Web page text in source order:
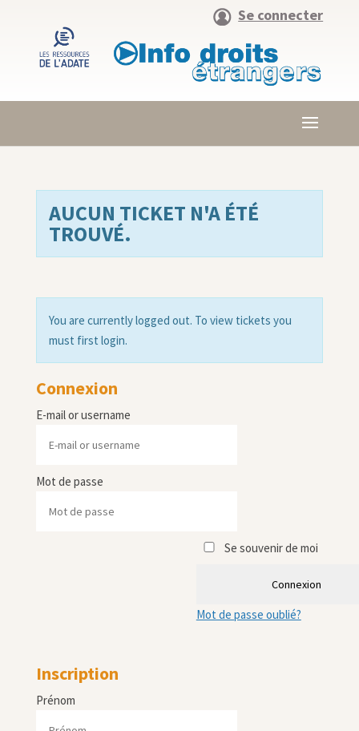
Se connecter
AUCUN TICKET N'A ÉTÉ
TROUVÉ.
You are currently logged out. To view tickets you
must first login.
Connexion
E-mail or username
Mot de passe
Se souvenir de moi
Connexion
Mot de passe oublié?
Inscription
Prénom